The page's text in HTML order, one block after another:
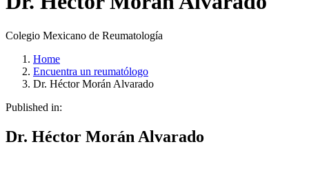
Colegio Mexicano de Reumatología
Home
Encuentra un reumatólogo
Dr. Héctor Morán Alvarado
Published in:
Dr. Héctor Morán Alvarado